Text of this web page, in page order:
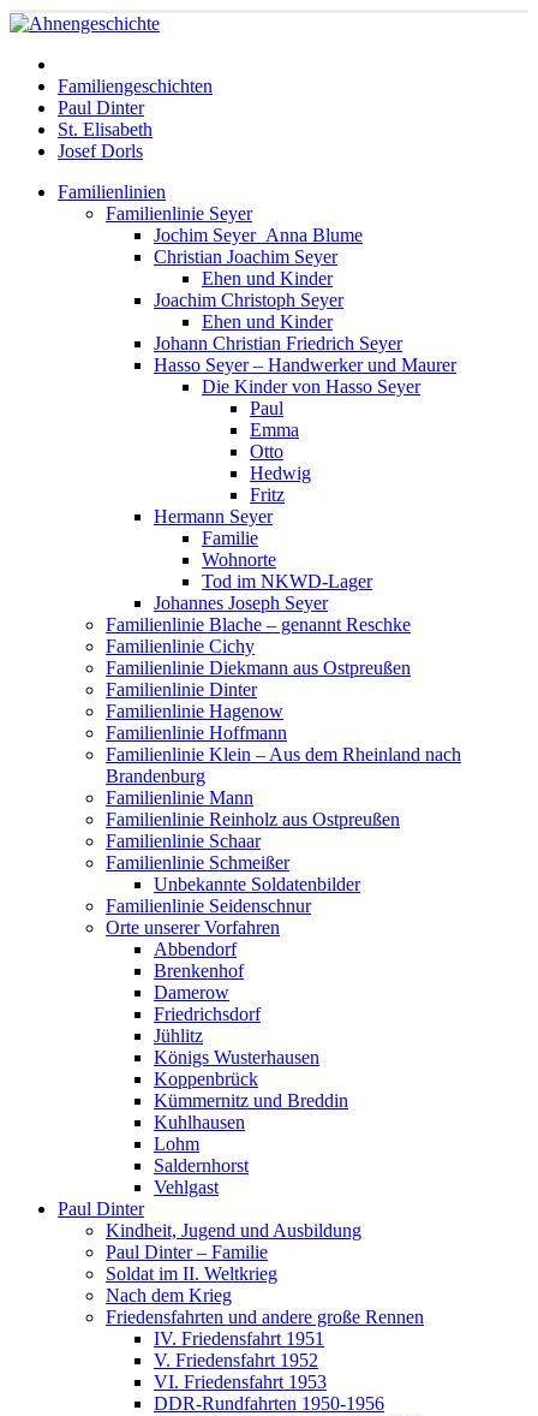
Familiengeschichten
Paul Dinter
St. Elisabeth
Josef Dorls
Familienlinien
Familienlinie Seyer
Jochim Seyer_Anna Blume
Christian Joachim Seyer
Ehen und Kinder
Joachim Christoph Seyer
Ehen und Kinder
Johann Christian Friedrich Seyer
Hasso Seyer – Handwerker und Maurer
Die Kinder von Hasso Seyer
Paul
Emma
Otto
Hedwig
Fritz
Hermann Seyer
Familie
Wohnorte
Tod im NKWD-Lager
Johannes Joseph Seyer
Familienlinie Blache – genannt Reschke
Familienlinie Cichy
Familienlinie Diekmann aus Ostpreußen
Familienlinie Dinter
Familienlinie Hagenow
Familienlinie Hoffmann
Familienlinie Klein – Aus dem Rheinland nach
Brandenburg
Familienlinie Mann
Familienlinie Reinholz aus Ostpreußen
Familienlinie Schaar
Familienlinie Schmeißer
Unbekannte Soldatenbilder
Familienlinie Seidenschnur
Orte unserer Vorfahren
Abbendorf
Brenkenhof
Damerow
Friedrichsdorf
Jühlitz
Königs Wusterhausen
Koppenbrück
Kümmernitz und Breddin
Kuhlhausen
Lohm
Saldernhorst
Vehlgast
Paul Dinter
Kindheit, Jugend und Ausbildung
Paul Dinter – Familie
Soldat im II. Weltkrieg
Nach dem Krieg
Friedensfahrten und andere große Rennen
IV. Friedensfahrt 1951
V. Friedensfahrt 1952
VI. Friedensfahrt 1953
DDR-Rundfahrten 1950-1956